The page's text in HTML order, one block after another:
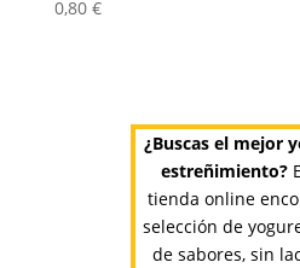
0,80 €
¿Buscas el mejor
estreñimiento?
tienda online
selección de
de sabores, sin